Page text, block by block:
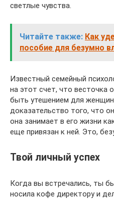
светлые чувства.
Читайте также: Как
пособие для безумно
Известный семейный
на этот счет, что
быть утешением для
доказательство того, что
она занимает в его жизни
еще привязан к ней. Это,
Твой личный успех
Когда вы встречались, ты
носила кофе директору и